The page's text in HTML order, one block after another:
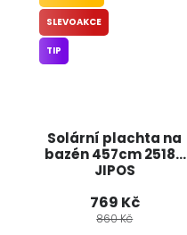
Solární plachta na
bazén 457cm 25189
JIPOS
SLEVOAKCE
TIP
769 Kč
860 Kč